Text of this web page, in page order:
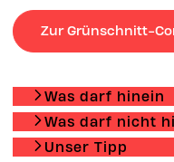
Zur Grünschnitt-
Was darf hinein
Was darf nicht
Unser Tipp